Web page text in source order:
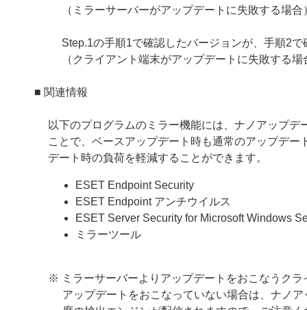
（ミラーサーバーがアップデートに失敗する場合
Step.1の手順1で確認したバージョンが、手順2
（クライアント端末がアップデートに失敗する場
■ 関連情報
以下のプログラムのミラー機能には、ナノアップ
ことで、ベースアップデート時も通常のアップデ
デート時の負荷を軽減することができます。
ESET Endpoint Security
ESET Endpoint アンチウイルス
ESET Server Security for Microsoft Windows
ミラーツール
※ ミラーサーバーよりアップデートをおこなうク
アップデートをおこなっていない場合は、ナノ